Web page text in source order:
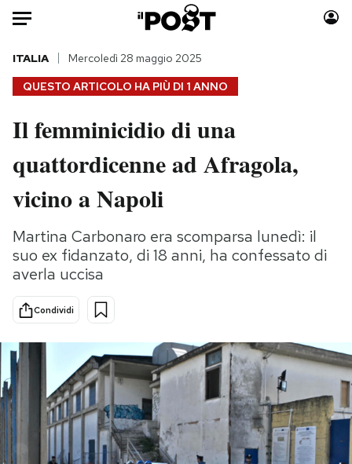
Auto
HOME
Italia
Politica
Tecnologia
Scienza
Cultura
Sport
Moda
Consumismi
Media
Europa
PODCAST
NEWSLETTER
QUESTO ARTICOLO HA PIÙ DI 1 ANNO
ITALIA Mercoledì 28 maggio 2025
Il femminicidio di una
quattordicenne ad Afragola,
vicino a Napoli
Martina Carbonaro era scomparsa lunedì: il
suo ex fidanzato, di 18 anni, ha confessato di
averla uccisa
Condividi